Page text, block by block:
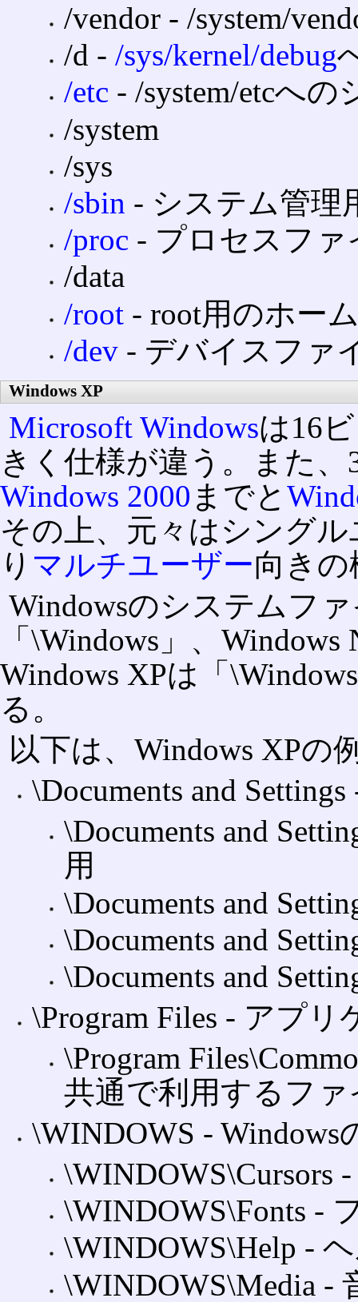
/vendor ‐ /system/
/d ‐ /sys/kernel/debug
/etc ‐ /system/etcへ
/system
/sys
/sbin ‐ システム管理
/proc ‐ プロセスフ
/data
/root ‐ root用のホー
/dev ‐ デバイスファ
Windows XP
Microsoft Windowsは16
きく仕様が違う。また
Windows 2000 までと
その上、元々はシング
り マルチユーザー向き
Windowsのシステムフ
「\Windows」、
Windows XPは「
る。
以下は、Windows XPの
\Documents and
\Documents and
用
\Documents and
\Documents and
\Documents and
\Program Files ‐ アプ
\Program
共通で利用するファ
\WINDOWS ‐
\WINDOWS\Cursors
\WINDOWS\Fonts ‐
\WINDOWS\Help ‐
\WINDOWS\Media ‐